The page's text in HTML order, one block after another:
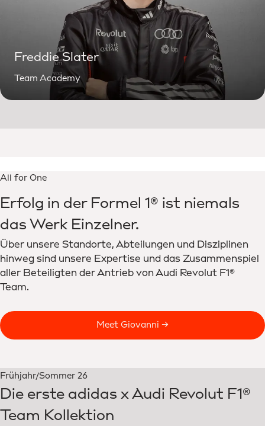
Freddie Slater
Team Academy
All for One
Erfolg in der Formel 1® ist niemals
das Werk Einzelner.
Über unsere Standorte, Abteilungen und Disziplinen
hinweg sind unsere Expertise und das Zusammenspiel
aller Beteiligten der Antrieb von Audi Revolut F1®
Team.
Meet Giovanni →
Frühjahr/Sommer 26
Die erste adidas x Audi Revolut F1®
Team Kollektion